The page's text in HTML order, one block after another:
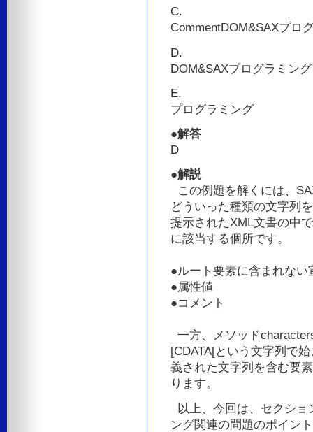
C.
CommentDOM&SAXプロ
D.
DOM&SAXプログラミング
E.
プログラミング
●解答
D
●解説
この例題を解くには、
どういった種類の文字列
提示されたXML文書の中
に該当する個所です。
●ルート要素に含まれな
●属性値
●コメント
一方、メソッド
[CDATA[という文字列で
義された文字列を含む要
ります。
以上、今回は、セクシ
ング関連の問題のポイン